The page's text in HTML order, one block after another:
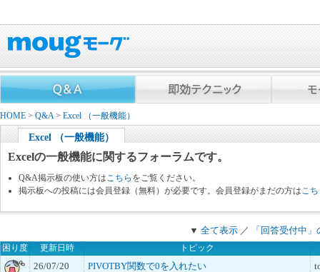
HOME > Q&A> Excel （一般機能）
Excel （一般機能）
Excelの一般機能に関するフォーラムです。
Q&A掲示板の使い方は こちら をご覧ください。
掲示板への投稿には会員登録（無料）が必要です。会員登録がまだの方は こ
▼ 全て表示 ／ 「回答受付中
困り度 更新日時 トピック
26/07/20
PIVOTBY関数で0を入れたい